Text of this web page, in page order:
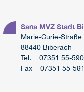
Sana MVZ Stadt
Marie-Curie-Straße
88440 Biberach
Tel. 07351 55-
Fax 07351 55-